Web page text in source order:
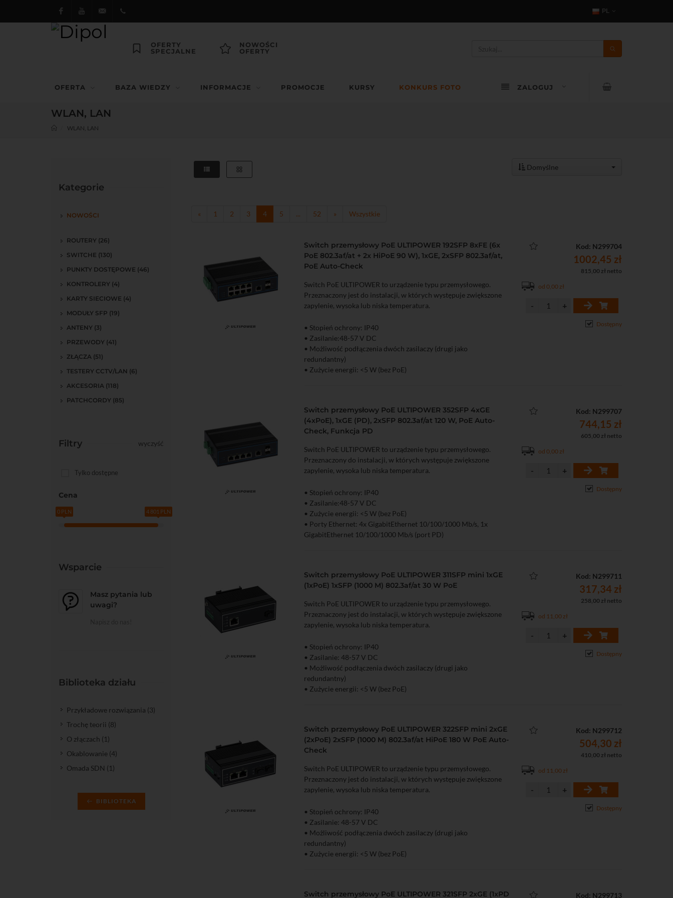
FacebookYoutubedipol@dipol.com.pl
PL
OFERTY
SPECJALNE
NOWOŚCI
OFERTY
OFERTA BAZA WIEDZY INFORMACJE PROMOCJE KURSY KONKURS FOTO ZALOGUJ
WLAN, LAN
WLAN, LAN
Kategorie
NOWOŚCI
ROUTERY (26)
SWITCHE (130)
PUNKTY DOSTĘPOWE (46)
KONTROLERY (4)
KARTY SIECIOWE (4)
MODUŁY SFP (19)
ANTENY (3)
PRZEWODY (41)
ZŁĄCZA (51)
TESTERY CCTV/LAN (6)
AKCESORIA (118)
PATCHCORDY (85)
Filtry wyczyść
Tylko dostępne
Cena
0 PLN 4 801 PLN
Wsparcie
Masz pytania lub
uwagi?
Biblioteka działu
Przykładowe rozwiązania (3)
Trochę teorii (8)
O złączach (1)
Okablowanie (4)
Omada SDN (1)
BIBLIOTEKA
Domyślne
« 1 2 3 4 5 ... 52 » Wszystkie
Do koszyka
Switch przemysłowy PoE ULTIPOWER 192SFP 8xFE (6x
PoE 802.3af/at + 2x HiPoE 90 W), 1xGE, 2xSFP 802.3af/at,
PoE Auto-Check
Switch PoE ULTIPOWER to urządzenie typu przemysłowego.
Przeznaczony jest do instalacji, w których występuje zwiększone
zapylenie, wysoka lub niska temperatura.
• Stopień ochrony: IP40
• Zasilanie:48-57 V DC
• Możliwość podłączenia dwóch zasilaczy (drugi jako
redundantny)
• Zużycie energii: <5 W (bez PoE)
• Transmisja światłowodowa: 2x SFP 1000 Mb/s
• Zabezpieczanie przed wyładowaniami elektrostatycznymi: 6kV
• Zakres temperatur pracy: -30...65℃
• Funkcje Extend, VLAN, PoE Auto Check
• Możliwy montaż na szynie DIN
Kod: N299704
1002,45 zł
815,00 zł netto
od 0,00 zł
Dostępny
Do koszyka
Switch przemysłowy PoE ULTIPOWER 352SFP 4xGE
(4xPoE), 1xGE (PD), 2xSFP 802.3af/at 120 W, PoE Auto-
Check, Funkcja PD
Switch PoE ULTIPOWER to urządzenie typu przemysłowego.
Przeznaczony do instalacji, w których występuje zwiększone
zapylenie, wysoka lub niska temperatura.
• Stopień ochrony: IP40
• Zasilanie:48-57 V DC
• Zużycie energii: <5 W (bez PoE)
• Porty Ethernet: 4x GigabitEthernet 10/100/1000 Mb/s, 1x
GigabitEthernet 10/100/1000 Mb/s (port PD)
• Zakres temperatur pracy: -30...65°C
• Dopuszczalna wilgotność otoczenia: 5...95%
• Możliwy montaż na szynie DIN
• Możliwość zasilania switcha poprzez skrętkę (max. 60 W)
Kod: N299707
744,15 zł
605,00 zł netto
od 0,00 zł
Dostępny
Do koszyka
Switch przemysłowy PoE ULTIPOWER 311SFP mini 1xGE
(1xPoE) 1xSFP (1000 M) 802.3af/at 30 W PoE
Switch PoE ULTIPOWER to urządzenie typu przemysłowego.
Przeznaczony jest do instalacji, w których występuje zwiększone
zapylenie, wysoka lub niska temperatura.
• Stopień ochrony: IP40
• Zasilanie: 48-57 V DC
• Możliwość podłączenia dwóch zasilaczy (drugi jako
redundantny)
• Zużycie energii: <5 W (bez PoE)
• Zabezpieczanie przed wyładowaniami elektrostatycznymi: 6 kV
• Zakres temperatur pracy: -40...65°C
• Dopuszczalna wilgotność otoczenia: 5...95%
Kod: N299711
317,34 zł
258,00 zł netto
od 11,00 zł
Dostępny
Do koszyka
Switch przemysłowy PoE ULTIPOWER 322SFP mini 2xGE
(2xPoE) 2xSFP (1000 M) 802.3af/at HiPoE 180 W PoE Auto-
Check
Switch PoE ULTIPOWER to urządzenie typu przemysłowego.
Przeznaczony jest do instalacji, w których występuje zwiększone
zapylenie, wysoka lub niska temperatura.
• Stopień ochrony: IP40
• Zasilanie: 48-57 V DC
• Możliwość podłączenia dwóch zasilaczy (drugi jako
redundantny)
• Zużycie energii: <5 W (bez PoE)
• Zabezpieczanie przed wyładowaniami elektrostatycznymi: 6 kV
Kod: N299712
504,30 zł
410,00 zł netto
od 11,00 zł
Dostępny
Switch przemysłowy PoE ULTIPOWER 321SFP 2xGE (1xPD
Kod: N299713